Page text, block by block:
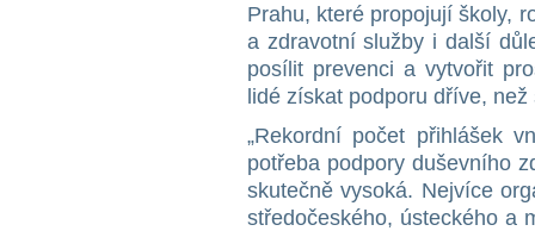
Prahu, které propojují školy,
a zdravotní služby i další
posílit prevenci a vytvořit
lidé získat podporu dříve,
„Rekordní počet přihlášek
potřeba podpory duševního
skutečně vysoká. Nejvíce
středočeského, ústeckého a